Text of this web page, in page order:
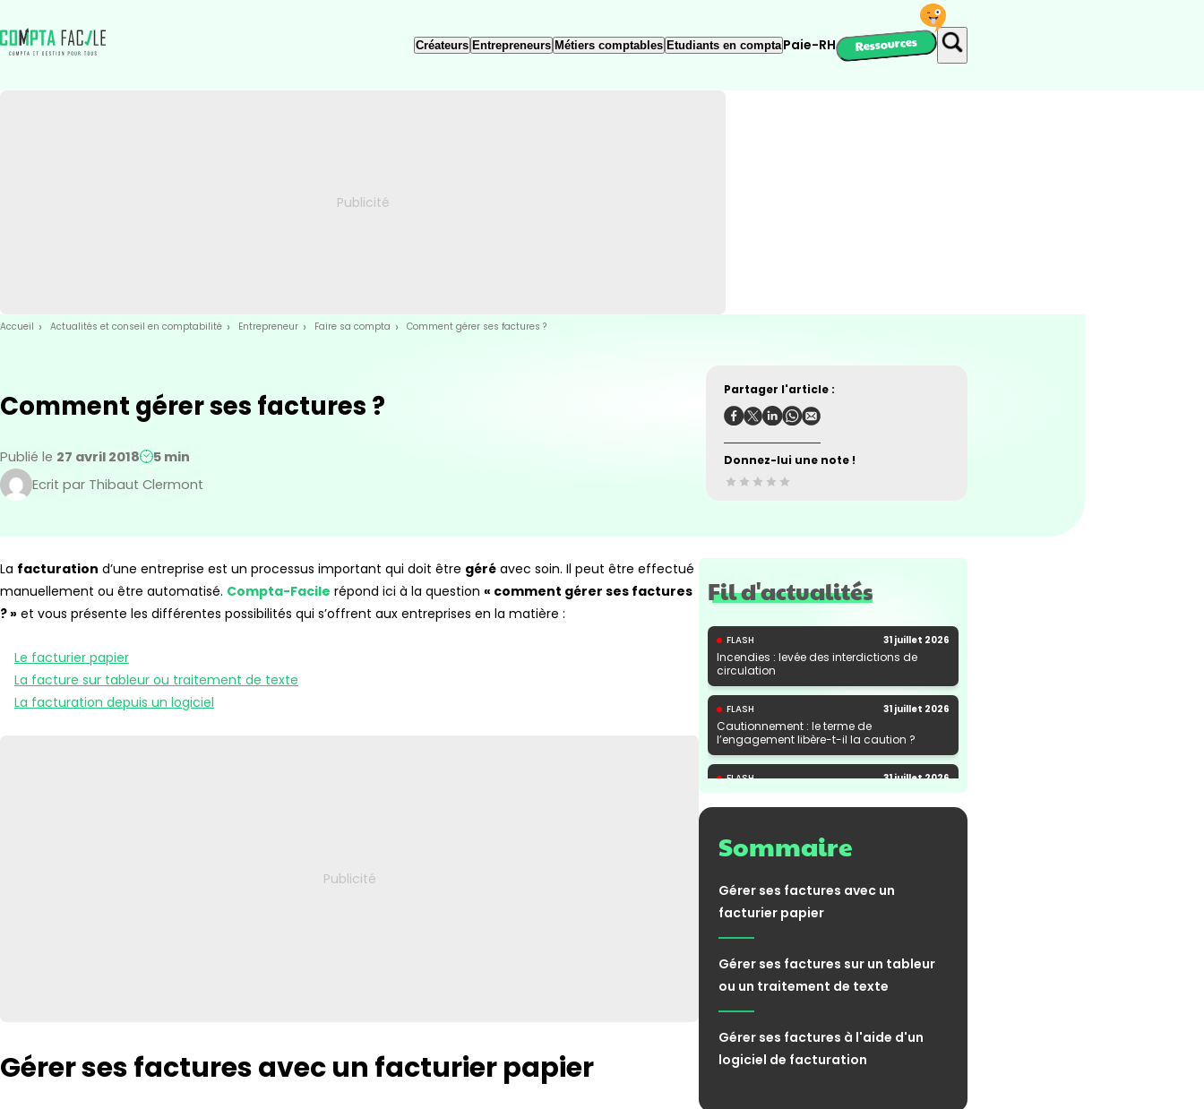
to
contenu
Créateurs Entrepreneurs Métiers comptables Etudiants en compta Paie-RH Ressources
Accueil Actualités et conseil en comptabilité Entrepreneur Faire sa compta Comment gérer ses factures ?
Comment gérer ses factures ?
Publié le 27 avril 2018
5 min
Ecrit par Thibaut Clermont
Partager l'article :
Donnez-lui une note !
La facturation d’une entreprise est un processus important qui doit être géré avec soin. Il peut être effectué
manuellement ou être automatisé. Compta-Facile répond ici à la question « comment gérer ses factures
? » et vous présente les différentes possibilités qui s’offrent aux entreprises en la matière :
Le facturier papier
La facture sur tableur ou traitement de texte
La facturation depuis un logiciel
Gérer ses factures avec un facturier papier
Fil d'actualités
FLASH 31 juillet 2026
Incendies : levée des interdictions de
circulation
FLASH 31 juillet 2026
Cautionnement : le terme de
l’engagement libère-t-il la caution ?
FLASH 31 juillet 2026
Transport fluvial de marchandises : une
aide financière bienvenue
FLASH
FLASH
Encadrement des loyers : une année de
FLASH 31 juillet 2026
va la tolérance de l'administration ?
FLASH
Facturation électronique : comment les
Sommaire
Gérer ses factures avec un
facturier papier
Gérer ses factures sur un tableur
ou un traitement de texte
Gérer ses factures à l'aide d'un
logiciel de facturation